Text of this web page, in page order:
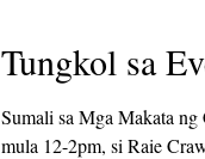
Tungkol sa
Sumali sa Mga Makata ng
mula 12-2pm, si Raie